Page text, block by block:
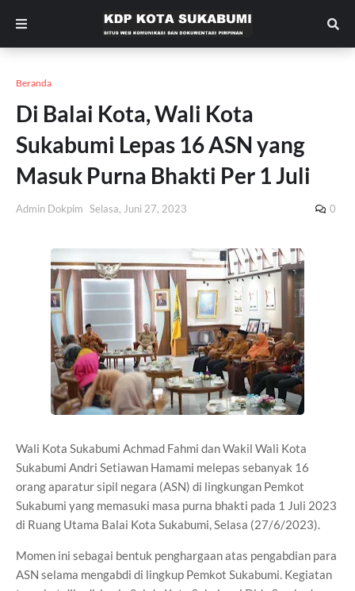
Beranda
Di Balai Kota, Wali Kota
Sukabumi Lepas 16 ASN yang
Masuk Purna Bhakti Per 1 Juli
Admin Dokpim Selasa, Juni 27, 2023 0
Wali Kota Sukabumi Achmad Fahmi dan Wakil Wali Kota
Sukabumi Andri Setiawan Hamami melepas sebanyak 16
orang aparatur sipil negara (ASN) di lingkungan Pemkot
Sukabumi yang memasuki masa purna bhakti pada 1 Juli 2023
di Ruang Utama Balai Kota Sukabumi, Selasa (27/6/2023).
Momen ini sebagai bentuk penghargaan atas pengabdian para
ASN selama mengabdi di lingkup Pemkot Sukabumi. Kegiatan